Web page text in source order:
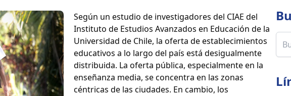
Según un estudio de investigadores del CIAE del
Instituto de Estudios Avanzados en Educación de la
Universidad de Chile, la oferta de establecimientos
educativos a lo largo del país está desigualmente
distribuida. La oferta pública, especialmente en la
enseñanza media, se concentra en las zonas
céntricas de las ciudades. En cambio, los